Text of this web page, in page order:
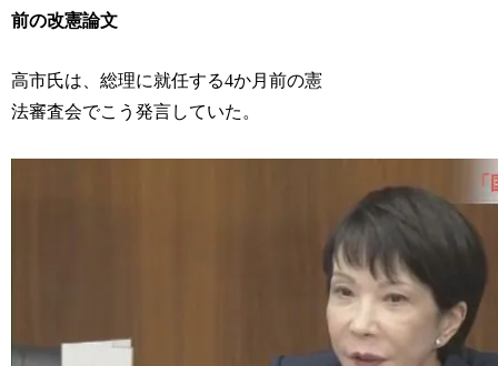
前の改憲論文
高市氏は、総理に就任する4か月前の憲
法審査会でこう発言していた。